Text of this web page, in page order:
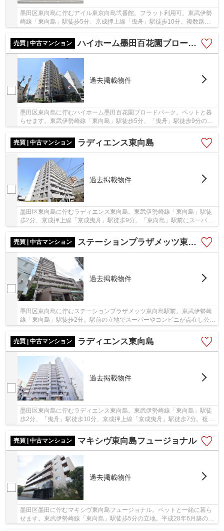
墨田区東向島に佇むアイル東京向島弐番館。フラット利用可。東武伊勢
崎線「東向島」駅徒歩5分、京成押上線「曳舟」駅徒歩10分。複数路線
売買 | 中古マンション
ハイホーム墨田百花園ブロードパーク
過去掲載物件
墨田区東向島に佇むハイホーム墨田百花園ブロードパーク。ペットと暮
らせます。東武伊勢崎線「東向島」駅徒歩5分、「曳舟」駅徒歩9分の利
売買 | 中古マンション
ラディエンス東向島
過去掲載物件
墨田区東向島に佇むラディエンス東向島。東武伊勢崎線「東向島」駅徒
歩2分、京成押上線「京成曳舟」駅徒歩9分。「東向島」駅前にスーパー
売買 | 中古マンション
ステーションプラザメッツ東向島駅前
過去掲載物件
墨田区東向島に佇むステーションプラザメッツ東向島駅前。東武伊勢崎
線「東向島」駅徒歩2分。駅前の立地でスーパーやコンビニが点在し公園
売買 | 中古マンション
ラディエンス東向島
過去掲載物件
墨田区東向島に佇むラディエンス東向島。東武伊勢崎線「東向島」駅徒
歩2分、「曳舟」駅徒歩10分、京成押上線「京成曳舟」駅徒歩7分。複数
路線利用可能で利便性良好です。平成11年築の...
売買 | 中古マンション
マキシヴ東向島フュージョナル
過去掲載物件
墨田区墨田に佇むマキシヴ東向島フュージョナル。ペットと一緒に暮ら
せます。東武伊勢崎線「東向島」駅徒歩5分の立地。平成28年6月築の築